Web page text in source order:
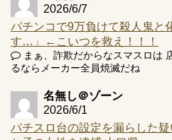
井の軽い絆？
2026/6/7
パチンコで9万負けて殺人鬼
す…」←こいつを救え！！！
まぁ、詐欺だからなスマスロは
るならメーカー全員焼滅だね
名無し＠ゾーン
2026/6/1
パチスロ台の設定を漏らした